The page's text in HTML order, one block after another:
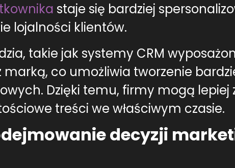
staje się bardziej
lojalności klientów.
takie jak systemy CRM
marką, co umożliwia tworzenie
Dzięki temu, firmy mogą
treści we właściwym czasie.
decyzji